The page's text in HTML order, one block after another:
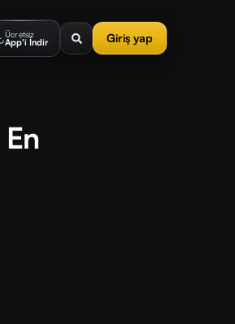
Ücretsiz
App'i İndir Giriş yap